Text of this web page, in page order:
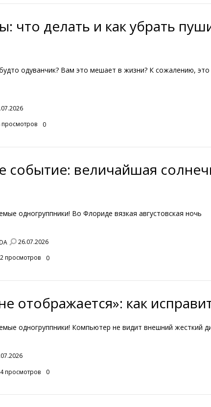
что делать и как убрать
одуванчик? Вам это мешает в жизни? К сожалению,
просмотров 0
событие: величайшая
одногруппники! Во Флориде вязкая августовская ночь
26.07.2026
просмотров 0
отображается»: как
одногруппники! Компьютер не видит внешний жесткий
просмотров 0